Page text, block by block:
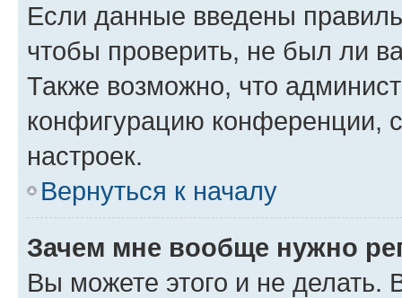
Если данные введены
чтобы проверить, не был ли
Также возможно, что
конфигурацию конференции,
настроек.
Вернуться к началу
Зачем мне вообще нужно
Вы можете этого и не делать.